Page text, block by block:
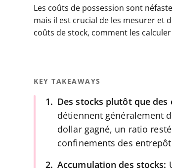
Les coûts de possession sont
mais il est crucial de les mesurer et
coûts de stock, comment les
KEY TAKEAWAYS
Des stocks plutôt que des
détiennent généralement
dollar gagné, un ratio
confinements des
Accumulation des stocks: